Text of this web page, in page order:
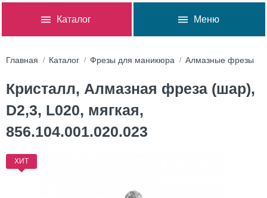
Каталог Меню
Главная Каталог Фрезы для маникюра Алмазные фрезы
Кристалл, Алмазная фреза (шар),
D2,3, L020, мягкая,
856.104.001.020.023
ХИТ